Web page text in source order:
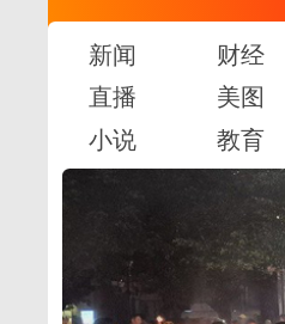
新闻 财经
直播
美图
小说
教育